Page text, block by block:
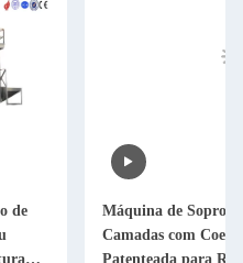
de
Máquina de Sopro
Camadas com
Patenteada para